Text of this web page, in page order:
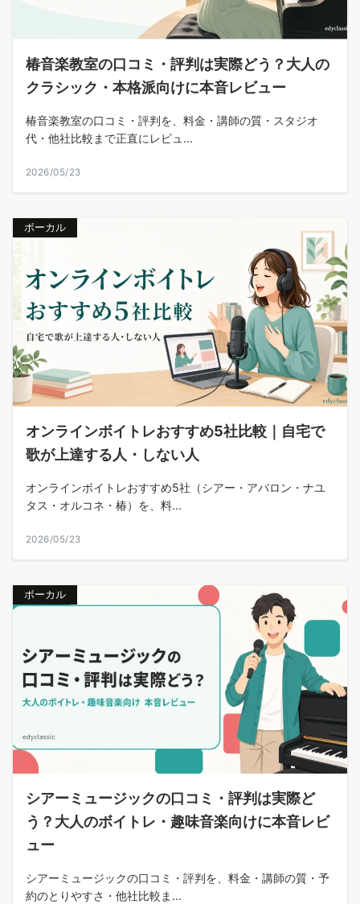
椿音楽教室の口コミ・評判は実際どう？大人の
クラシック・本格派向けに本音レビュー
椿音楽教室の口コミ・評判を、料金・講師の質・スタジオ
代・他社比較まで正直にレビュ...
2026/05/23
ボーカル
オンラインボイトレおすすめ5社比較｜自宅で
歌が上達する人・しない人
オンラインボイトレおすすめ5社（シアー・アバロン・ナユ
タス・オルコネ・椿）を、料...
2026/05/23
ボーカル
シアーミュージックの口コミ・評判は実際ど
う？大人のボイトレ・趣味音楽向けに本音レビ
ュー
シアーミュージックの口コミ・評判を、料金・講師の質・予
約のとりやすさ・他社比較ま...